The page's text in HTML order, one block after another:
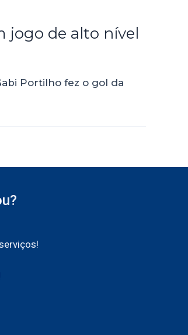
jogo de alto nível
Portilho fez o gol da